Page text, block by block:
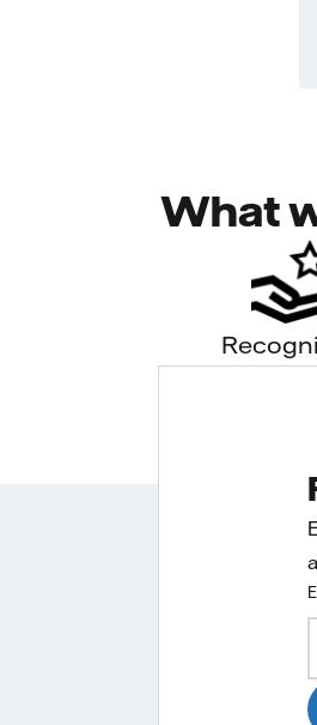
What